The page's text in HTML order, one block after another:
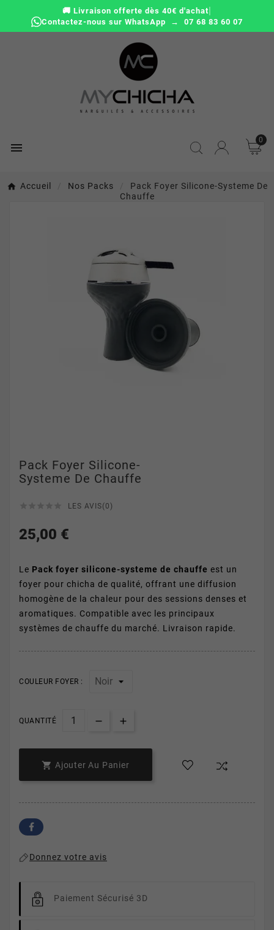
🚚 Livraison offerte dès 40€ d'achat|
Contactez-nous sur WhatsApp → 07 68 83 60 07

0
Accueil Nos Packs
Pack Foyer Silicone-Systeme De
Chauffe
Pack Foyer Silicone-
Systeme De Chauffe
LES AVIS(0)
25,00 €
Le Pack foyer silicone-systeme de chauffe est un
foyer pour chicha de qualité, offrant une diffusion
homogène de la chaleur pour des sessions denses et
aromatiques. Compatible avec les principaux
systèmes de chauffe du marché. Livraison rapide.
COULEUR FOYER :
QUANTITÉ
 Ajouter Au Panier
Donnez votre avis
Paiement Sécurisé 3D